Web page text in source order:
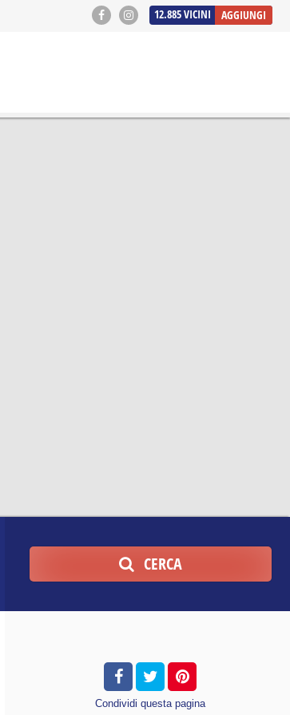
12.885VICINI AGGIUNGI
CERCA
Condividi questa pagina